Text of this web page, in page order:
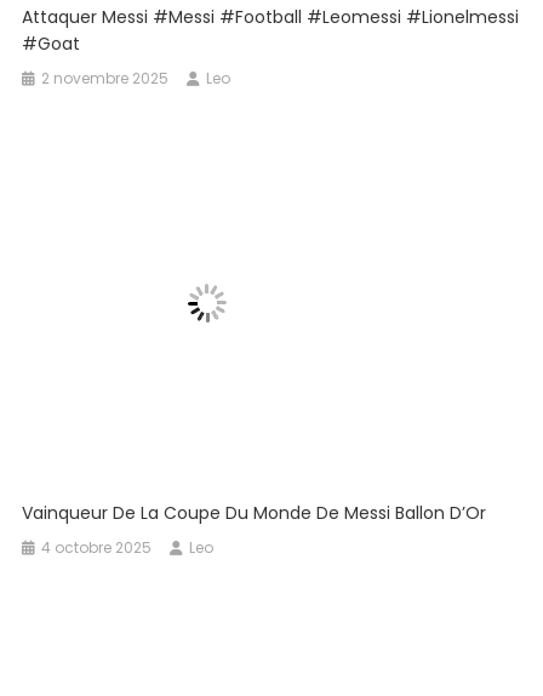
Attaquer Messi #messi #football #leomessi #lionelmessi
#goat
2 novembre 2025 Leo
Vainqueur De La Coupe Du Monde De Messi Ballon D’Or
4 octobre 2025 Leo